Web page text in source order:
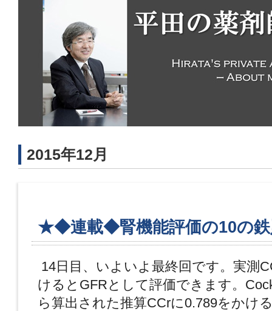
2015年12月
★◆連載◆腎機能評価の10の
14日目、いよいよ最終回です。実測
けるとGFRとして評価できます。
ら算出された推算CCrに0.789をかけ